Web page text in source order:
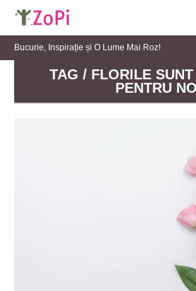
Bucurie, Inspirație și O Lume Mai Roz!
TAG / FLORILE
PENTRU